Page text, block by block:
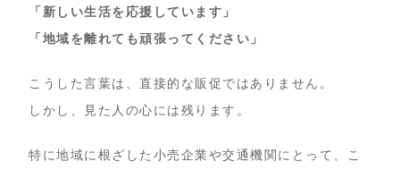
「新しい生活を応援しています」
「地域を離れても頑張ってください」
こうした言葉は、直接的な販促ではありません。
しかし、見た人の心には残ります。
特に地域に根ざした小売企業や交通機関にとって、こ